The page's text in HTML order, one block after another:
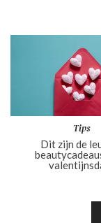
Tips
Dit zijn de